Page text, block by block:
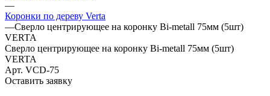
—
Коронки по дереву Verta
—Сверло центрирующее на коронку Bi-metall 75мм (5шт)
VERTA
Сверло центрирующее на коронку Bi-metall 75мм (5шт)
VERTA
Арт. VCD-75
Оставить заявку